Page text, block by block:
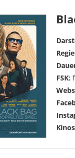
FSK: